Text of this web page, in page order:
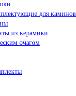
для каминов
из керамики
очагом